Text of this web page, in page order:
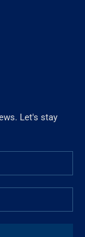
Let's stay